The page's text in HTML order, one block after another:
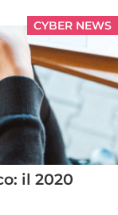
CYBER NEWS
il 2020